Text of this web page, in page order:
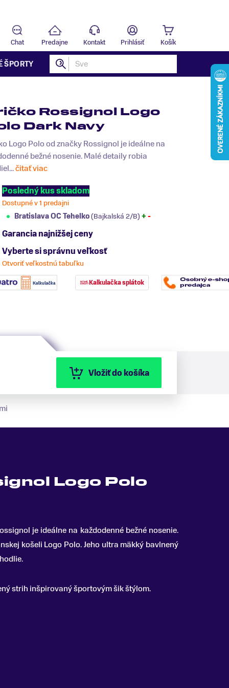
Chat Predajne Kontakt Prihlásiť Košík
ŠPORTY
Rossignol Logo
Dark Navy
Logo Polo od značky Rossignol je ideálne na
bežné nosenie. Malé detaily robia
čitať viac
Posledný kus skladom
Dostupné v 1 predajni
Bratislava OC Tehelko(Bajkalská 2/B) + -
Garancia najnižšej ceny
Vyberte si správnu veľkosť
Otvoriť veľkostnú tabuľku
Kalkulačka splátok
Vložiť do košíka
Logo Polo
je ideálne na každodenné bežné nosenie.
košeli Logo Polo. Jeho ultra mäkký bavlnený
strih inšpirovaný športovým šik štýlom.